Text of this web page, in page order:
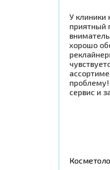
У клиники
приятный
хорошо
проблему!
сервис и